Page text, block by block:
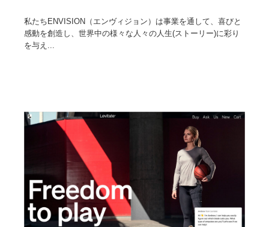
私たちENVISION（エンヴィジョン）は事業を通して、喜びと
感動を創造し、世界中の様々な人々の人生(ストーリー)に彩り
を与え...